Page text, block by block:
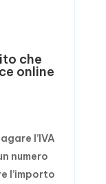
che
online
l’IVA
numero
l’importo